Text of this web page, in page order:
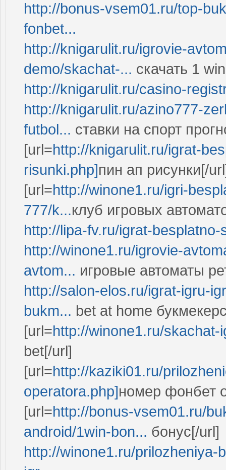
http://bonus-vsem01.ru/top-
fonbet...
http://knigarulit.ru/igrovie-
demo/skachat-... скачать 1
http://knigarulit.ru/casino-
http://knigarulit.ru/azino777-
futbol... ставки на спорт
[url=http://knigarulit.ru/igrat-
risunki.php]пин ап рисунки[/
[url=http://winone1.ru/igri-
777/k...клуб игровых
http://lipa-fv.ru/igrat-
http://winone1.ru/igrovie-
avtom... игровые автоматы
http://salon-elos.ru/igrat-igru-
bukm... bet at home
[url=http://winone1.ru/
bet[/url]
[url=http://kaziki01.ru/
operatora.php]номер фонбет
[url=http://bonus-vsem01.ru/
android/1win-bon... бонус[/url]
http://winone1.ru/